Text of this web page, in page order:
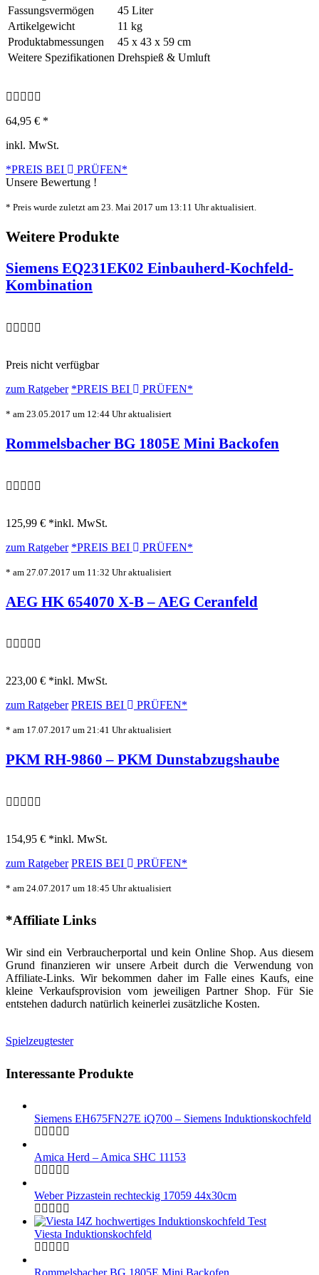
Fassungsvermögen
45 Liter
Artikelgewicht
11 kg
Produktabmessungen
45 x 43 x 59 cm
Weitere Spezifikationen Drehspieß & Umluft
64,95 € *
inkl. MwSt.
*PREIS BEI
PRÜFEN*
Unsere Bewertung !
* Preis wurde zuletzt am 23. Mai 2017 um 13:11 Uhr aktualisiert.
Weitere Produkte
Siemens EQ231EK02 Einbauherd-Kochfeld-
Kombination
Preis nicht verfügbar
zum Ratgeber *PREIS BEI PRÜFEN*
* am 23.05.2017 um 12:44 Uhr aktualisiert
Rommelsbacher BG 1805E Mini Backofen
125,99 € *inkl. MwSt.
zum Ratgeber *PREIS BEI PRÜFEN*
* am 27.07.2017 um 11:32 Uhr aktualisiert
AEG HK 654070 X-B – AEG Ceranfeld
223,00 € *inkl. MwSt.
zum Ratgeber PREIS BEI PRÜFEN*
* am 17.07.2017 um 21:41 Uhr aktualisiert
PKM RH-9860 – PKM Dunstabzugshaube
154,95 € *inkl. MwSt.
zum Ratgeber PREIS BEI PRÜFEN*
* am 24.07.2017 um 18:45 Uhr aktualisiert
*Affiliate Links
Wir sind ein Verbraucherportal und kein Online Shop. Aus diesem
Grund finanzieren wir unsere Arbeit durch die Verwendung von
Affiliate-Links. Wir bekommen daher im Falle eines Kaufs, eine
kleine Verkaufsprovision vom jeweiligen Partner Shop. Für Sie
entstehen dadurch natürlich keinerlei zusätzliche Kosten.
Spielzeugtester
Interessante Produkte
Siemens EH675FN27E iQ700 – Siemens Induktionskochfeld
Amica Herd – Amica SHC 11153
Weber Pizzastein rechteckig 17059 44x30cm
Viesta Induktionskochfeld